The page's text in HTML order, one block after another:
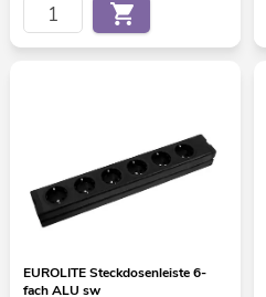
EUROLITE Steckdosenleiste 6-
fach ALU sw